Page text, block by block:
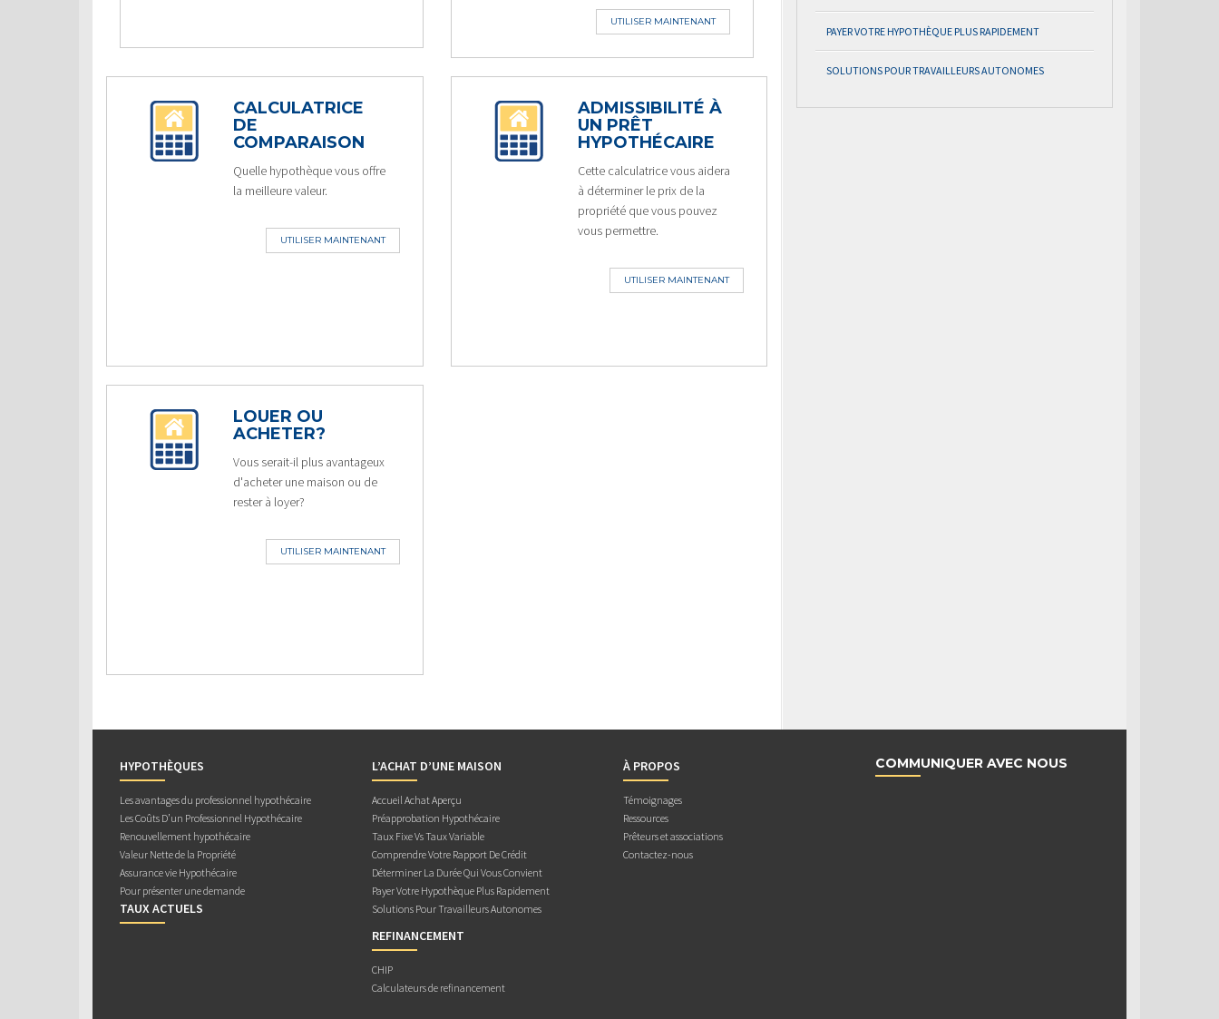
UTILISER MAINTENANT
CALCULATRICE
DE
COMPARAISON
Quelle hypothèque vous offre
la meilleure valeur.
UTILISER MAINTENANT
ADMISSIBILITÉ À
UN PRÊT
HYPOTHÉCAIRE
Cette calculatrice vous aidera
à déterminer le prix de la
propriété que vous pouvez
vous permettre.
UTILISER MAINTENANT
LOUER OU
ACHETER?
Vous serait-il plus avantageux
d'acheter une maison ou de
rester à loyer?
UTILISER MAINTENANT
PAYER VOTRE HYPOTHÈQUE PLUS RAPIDEMENT
SOLUTIONS POUR TRAVAILLEURS AUTONOMES
HYPOTHÈQUES
Les avantages du professionnel hypothécaire
Les Coûts D’un Professionnel Hypothécaire
Renouvellement hypothécaire
Valeur Nette de la Propriété
Assurance vie Hypothécaire
Pour présenter une demande
TAUX ACTUELS
L’ACHAT D’UNE MAISON
Accueil Achat Aperçu
Préapprobation Hypothécaire
Taux Fixe Vs Taux Variable
Comprendre Votre Rapport De Crédit
Déterminer La Durée Qui Vous Convient
Payer Votre Hypothèque Plus Rapidement
Solutions Pour Travailleurs Autonomes
REFINANCEMENT
CHIP
Calculateurs de refinancement
À PROPOS
Témoignages
Ressources
Prêteurs et associations
Contactez-nous
COMMUNIQUER AVEC NOUS